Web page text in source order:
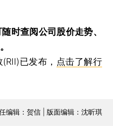
随时查阅公司股价走势、
已发布， 点击了解行
编辑：贺信 | 版面编辑：沈昕琪